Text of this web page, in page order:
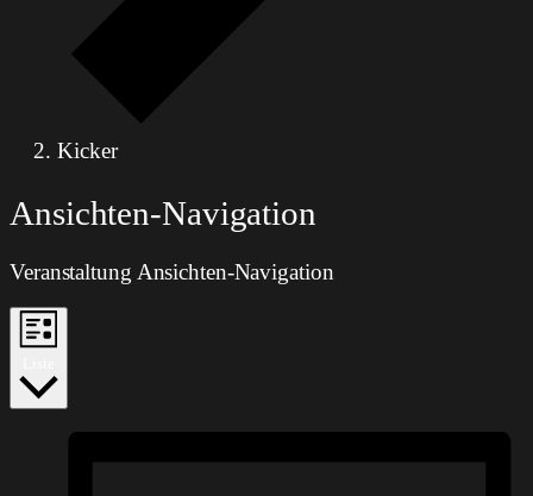
Kicker
Veranstaltungen
Ansichten-Navigation
Veranstaltung Ansichten-Navigation